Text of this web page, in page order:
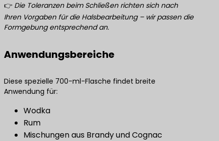
👉 Die Toleranzen beim Schließen richten sich nach
Ihren Vorgaben für die Halsbearbeitung – wir passen die
Formgebung entsprechend an.
Anwendungsbereiche
Diese spezielle 700-ml-Flasche findet breite
Anwendung für:
Wodka
Rum
Mischungen aus Brandy und Cognac